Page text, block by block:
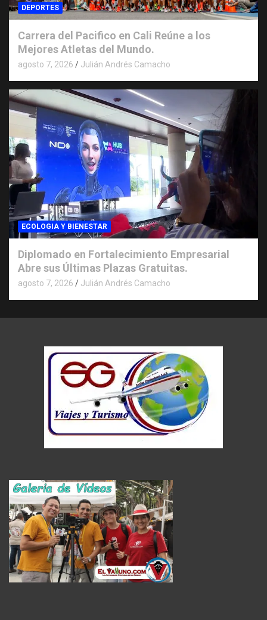
DEPORTES
Carrera del Pacifico en Cali Reúne a los
Mejores Atletas del Mundo.
agosto 7, 2026 Julián Andrés Camacho
ECOLOGIA Y BIENESTAR
Diplomado en Fortalecimiento Empresarial
Abre sus Últimas Plazas Gratuitas.
agosto 7, 2026 Julián Andrés Camacho